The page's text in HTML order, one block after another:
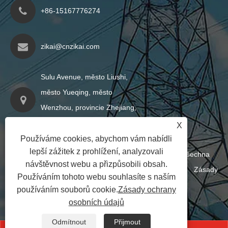
+86-15167776274
zikai@cnzikai.com
Sulu Avenue, město Liushi,
město Yueqing, město
Wenzhou, provincie Zhejiang,
Copyright © 2024 Shanghai Zikai Electric Co., Ltd. Všechna
práva vyhrazenaLinks|Sitemap|RSS|XML |Zásady
ochrany osobních údajů
|
X
Používáme cookies, abychom vám nabídli
lepší zážitek z prohlížení, analyzovali
návštěvnost webu a přizpůsobili obsah.
Používáním tohoto webu souhlasíte s naším
používáním souborů cookie.Zásady ochrany
osobních údajů
Odmítnout Přijmout